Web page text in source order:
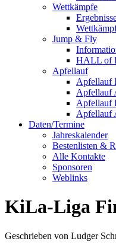
Wettkämpfe
Jump & Fly
HALL of
Apfellauf
Apfellauf
Apfellauf
Apfellauf
Apfellauf
Daten/Termine
Jahreskalender
Bestenlisten &
Alle Kontakte
Sponsoren
Weblinks
KiLa-Liga
Geschrieben von Ludger